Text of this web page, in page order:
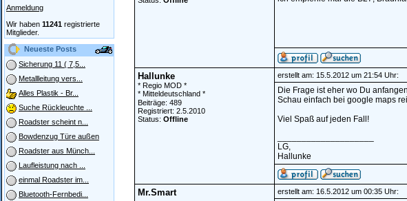
Anmeldung
Wir haben 11241 registrierte
Mitglieder.
Neueste Posts
Sicherung 11 ( 7,5...
Metallleitung vers...
Alles Plastik - Br...
Suche Rückleuchte ...
Roadster scheint n...
Bowdenzug Türe außen
Roadster aus Münch...
Laufleistung nach ...
einmal Roadster im...
Bluetooth-Fernbedi...
Hallunke
* Regio MOD *
* Mitteldeutschland *
Beiträge: 489
Registriert: 2.5.2010
Status: Offline
erstellt am: 15.5.2012 um 21:54 Uhr:
Die Frage ist eher wo Du
Schau einfach bei google maps
Viel Spaß auf jeden Fall!
LG,
Hallunke
Mr.Smart erstellt am: 16.5.2012 um 00:35 Uhr: